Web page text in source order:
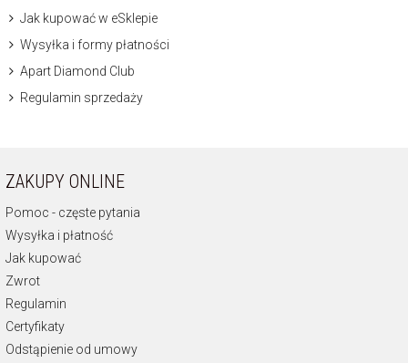
Jak kupować w eSklepie
Wysyłka i formy płatności
Apart Diamond Club
Regulamin sprzedaży
ZAKUPY ONLINE
Pomoc - częste pytania
Wysyłka i płatność
Jak kupować
Zwrot
Regulamin
Certyfikaty
Odstąpienie od umowy